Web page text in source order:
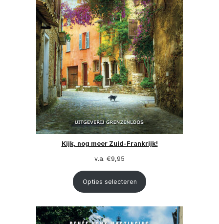
Kijk, nog meer Zuid-Frankrijk!
v.a. €9,95
Opties selecteren